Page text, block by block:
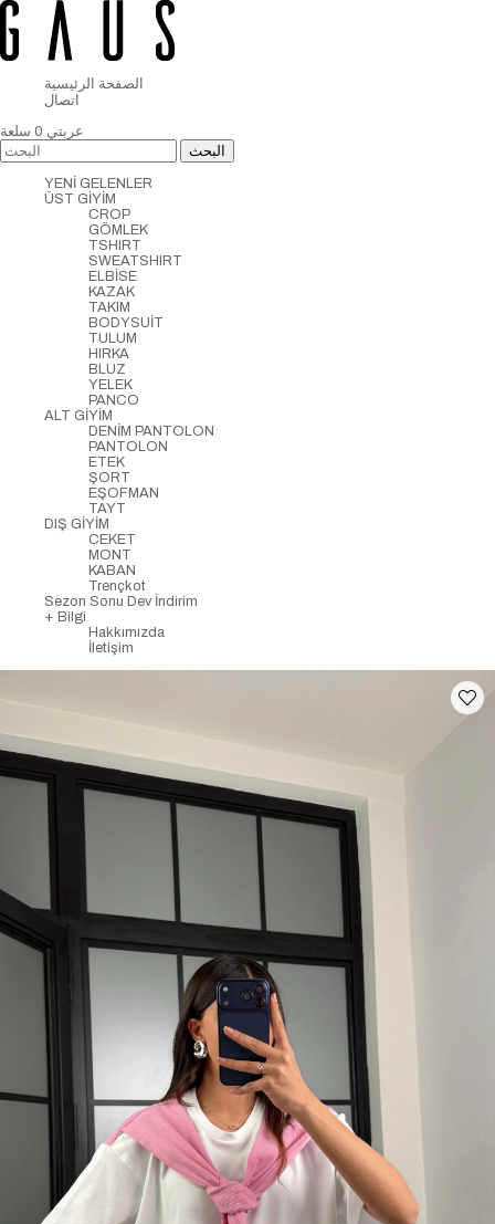
الصفحة الرئيسية
اتصال
عربتي 0 سلعة
YENİ GELENLER
ÜST GİYİM
CROP
GÖMLEK
TSHIRT
SWEATSHIRT
ELBİSE
KAZAK
TAKIM
BODYSUİT
TULUM
HIRKA
BLUZ
YELEK
PANCO
ALT GİYİM
DENİM PANTOLON
PANTOLON
ETEK
ŞORT
EŞOFMAN
TAYT
DIŞ GİYİM
CEKET
MONT
KABAN
Trençkot
Sezon Sonu Dev İndirim
+ Bilgi
Hakkımızda
İletişim